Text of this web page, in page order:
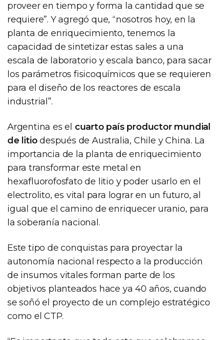
proveer en tiempo y forma la cantidad que se
requiere”. Y agregó que, “nosotros hoy, en la
planta de enriquecimiento, tenemos la
capacidad de sintetizar estas sales a una
escala de laboratorio y escala banco, para sacar
los parámetros fisicoquímicos que se requieren
para el diseño de los reactores de escala
industrial”.
Argentina es el cuarto país productor mundial
de litiodespués de Australia, Chile y China. La
importancia de la planta de enriquecimiento
para transformar este metal en
hexafluorofosfato de litio y poder usarlo en el
electrolito, es vital para lograr en un futuro, al
igual que el camino de enriquecer uranio, para
la soberanía nacional.
Este tipo de conquistas para proyectar la
autonomía nacional respecto a la producción
de insumos vitales forman parte de los
objetivos planteados hace ya 40 años, cuando
se soñó el proyecto de un complejo estratégico
como el CTP.